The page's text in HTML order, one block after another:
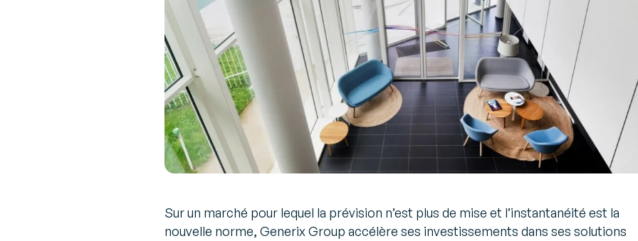
Sur un marché pour lequel la prévision n’est plus de mise et l’instantanéité est la
nouvelle norme, Generix Group accélère ses investissements dans ses solutions